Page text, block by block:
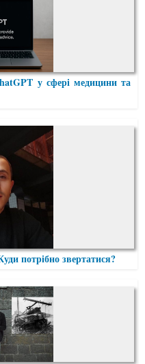
у сфері медицини та
потрібно звертатися?